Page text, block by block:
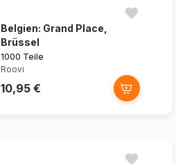
Belgien: Grand Place,
Brüssel
1000 Teile
Roovi
10,95 €